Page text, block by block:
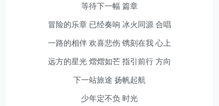
等待下一幅 篇章
冒险的乐章 已经奏响 冰火同源 合唱
一路的相伴 欢喜悲伤 镌刻在我 心上
远方的星光 熠熠如芒 指引前行 方向
下一站旅途 扬帆起航
少年定不负 时光